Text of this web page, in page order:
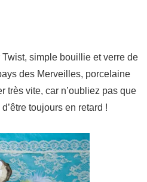
simple bouillie et verre de
des Merveilles, porcelaine
très vite, car n’oubliez pas que
toujours en retard !